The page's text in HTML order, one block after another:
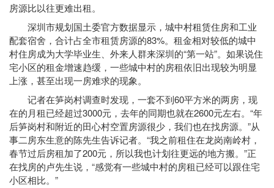
房源比以往更难出租。
深圳市规划国土委官方数据显示，城中村租赁住房和工业
配套宿舍，合计占全市租赁房源的83%。租金相对较低的城中
村住房成为大学毕业生、外来人群来深圳的“第一站”。如果说住
宅小区的租金增速趋缓，一些城中村的房租依旧出现较为明显
上涨，甚至出现一房难求的现象。
记者在笋岗村调查时发现，一套不到60平方米的两房，现
在的月租已经超过3000元，去年的同期也就在2600元左右。“年
后笋岗村和附近的田心村空置房源很少，我们也在找房源。”从
事二房东生意的陈先生告诉记者。“我之前租住在龙岗南岭村，
春节过后房租加了200元，所以我也计划往更远的地方搬。”正
在找房的卢先生说，“感觉有一些城中村的房租已经可以跟住宅
小区相比。”